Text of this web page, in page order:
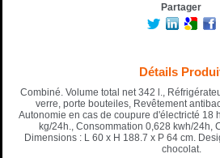
Partager
Détails
Combiné. Volume total net 342 l.,
verre, porte bouteiles, Revêtement
Autonomie en cas de coupure d'électricté 18
kg/24h., Consommation 0,628 kwh/24h,
Dimensions : L 60 x H 188.7 x P 64 cm.
chocolat.